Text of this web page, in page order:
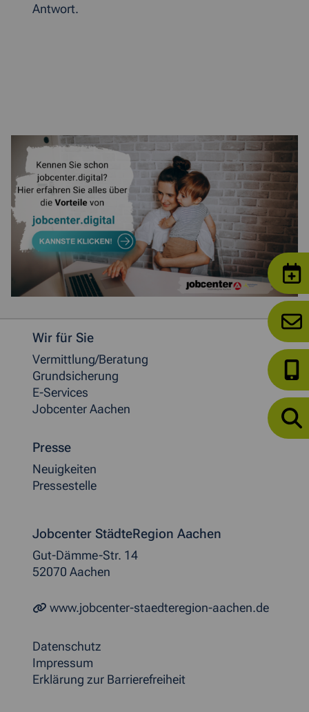
Antwort.
Weitere allgemeine Informationen
Wir für Sie
Vermittlung/Beratung
Grundsicherung
E-Services
Jobcenter Aachen
Presse
Neuigkeiten
Pressestelle
Jobcenter StädteRegion Aachen
Gut-Dämme-Str. 14
52070 Aachen
www.jobcenter-staedteregion-aachen.de
Datenschutz
Impressum
Erklärung zur Barrierefreiheit